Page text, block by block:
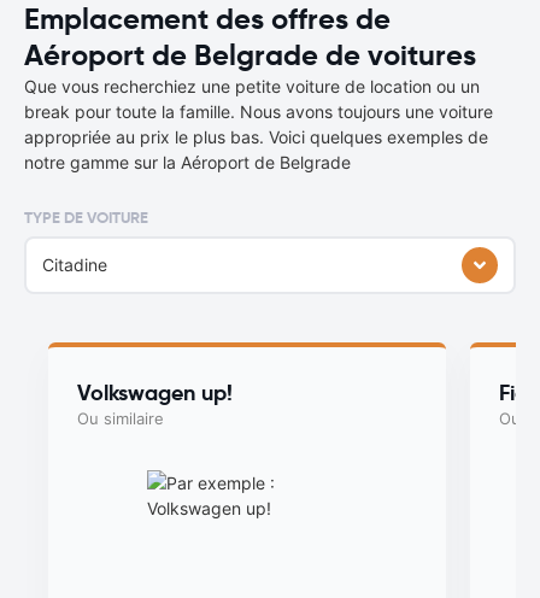
Emplacement des offres de
Aéroport de Belgrade de voitures
Que vous recherchiez une petite voiture de location ou un
break pour toute la famille. Nous avons toujours une voiture
appropriée au prix le plus bas. Voici quelques exemples de
notre gamme sur la Aéroport de Belgrade
TYPE DE VOITURE
Citadine
Volkswagen up!
Ou similaire Ou